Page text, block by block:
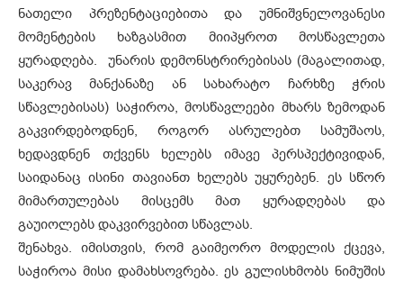
ნათელი პრეზენტაციებითა და უმნიშვნელოვანესი
მომენტების ხაზგასმით მიიპყროთ მოსწავლეთა
ყურადღება. უნარის დემონსტრირებისას (მაგალითად,
საკერავ მანქანაზე ან სახარატო ჩარხზე ჭრის
სწავლებისას) საჭიროა, მოსწავლეები მხარს ზემოდან
გაკვირდებოდნენ, როგორ ასრულებთ სამუშაოს,
ხედავდნენ თქვენს ხელებს იმავე პერსპექტივიდან,
საიდანაც ისინი თავიანთ ხელებს უყურებენ. ეს სწორ
მიმართულებას მისცემს მათ ყურადღებას და
გაუიოლებს დაკვირვებით სწავლას.
შენახვა. იმისთვის, რომ გაიმეორო მოდელის ქცევა,
საჭიროა მისი დამახსოვრება. ეს გულისხმობს ნიმუშის